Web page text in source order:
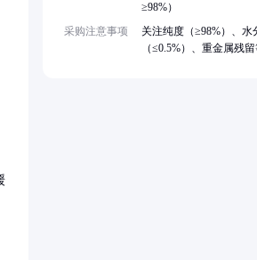
≥98%）
采购注意事项
关注纯度（≥98%）、水
（≤0.5%）、重金属残